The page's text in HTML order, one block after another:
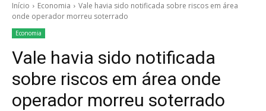
Início Economia
Vale havia sido notificada sobre riscos em área
onde operador morreu soterrado
Economia
Vale havia sido notificada
sobre riscos em área onde
operador morreu soterrado